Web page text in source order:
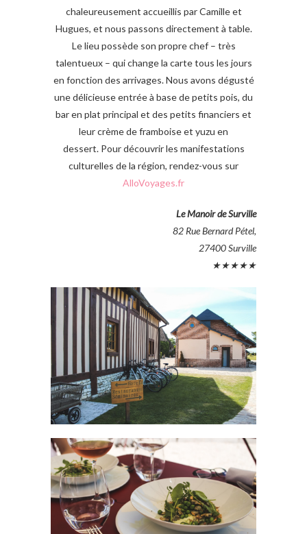
chaleureusement accueillis par Camille et
Hugues, et nous passons directement à table.
Le lieu possède son propre chef – très
talentueux – qui change la carte tous les jours
en fonction des arrivages. Nous avons dégusté
une délicieuse entrée à base de petits pois, du
bar en plat principal et des petits financiers et
leur crème de framboise et yuzu en
dessert. Pour découvrir les manifestations
culturelles de la région, rendez-vous sur
AlloVoyages.fr
Le Manoir de Surville
82 Rue Bernard Pétel,
27400 Surville
★★★★★